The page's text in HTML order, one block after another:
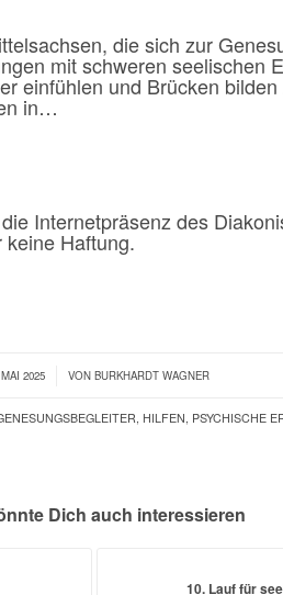
die sich zur
mit schweren seelischen
einfühlen und Brücken
in…
Internetpräsenz des
Haftung.
2025 VONBURKHARDT WAGNER
HILFEN PSYCHISCHE
Dich auch interessieren
10. Lauf für